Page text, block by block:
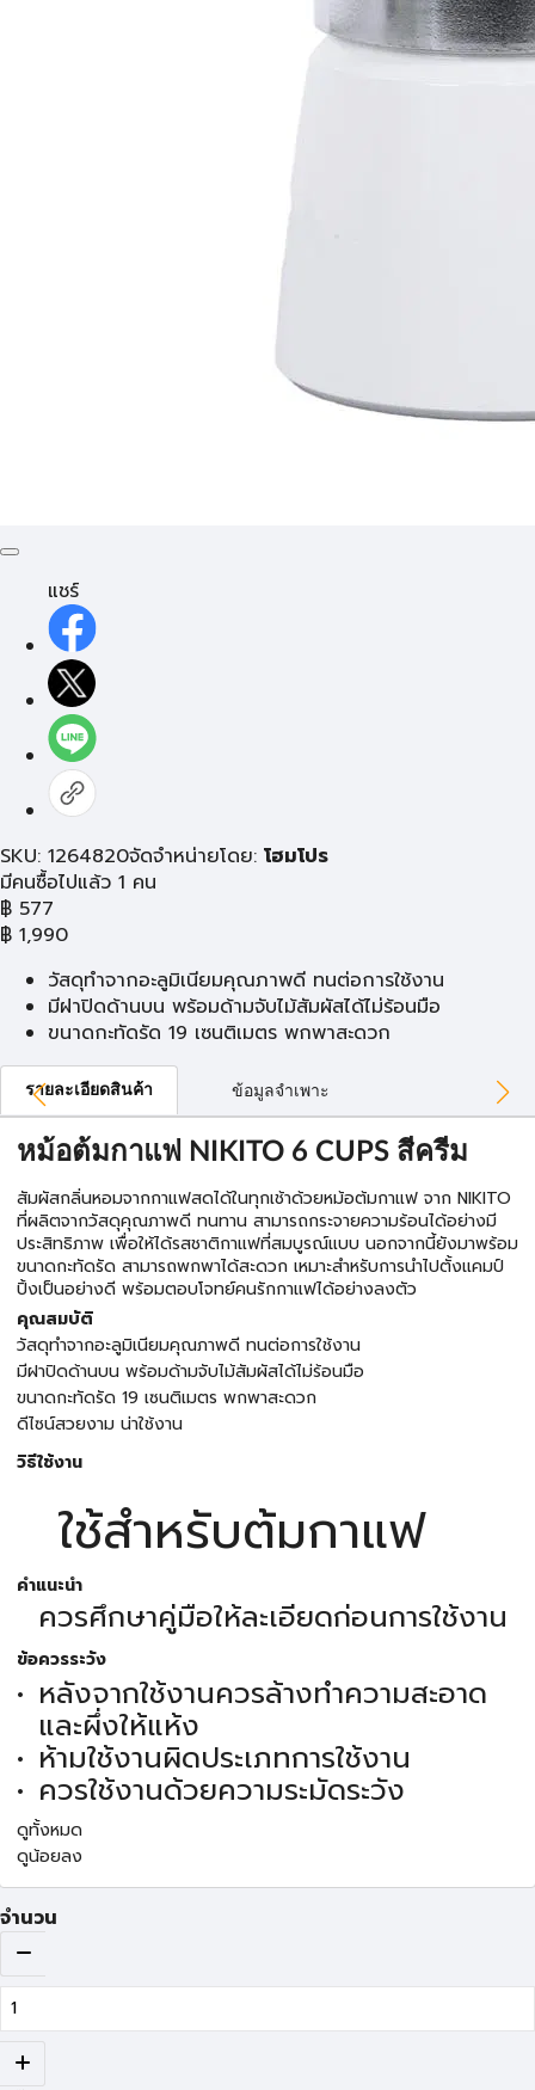
แชร์
SKU: 1264820จัดจำหน่ายโดย: โฮมโปร
มีคนซื้อไปแล้ว 1 คน
฿ 577
฿ 1,990
วัสดุทำจากอะลูมิเนียมคุณภาพดี ทนต่อการใช้งาน
มีฝาปิดด้านบน พร้อมด้ามจับไม้สัมผัสได้ไม่ร้อนมือ
ขนาดกะทัดรัด 19 เซนติเมตร พกพาสะดวก
รายละเอียดสินค้า ข้อมูลจำเพาะ
หม้อต้มกาแฟ NIKITO 6 CUPS สีครีม
สัมผัสกลิ่นหอมจากกาแฟสดได้ในทุกเช้าด้วยหม้อต้มกาแฟ จาก NIKITO
ที่ผลิตจากวัสดุคุณภาพดี ทนทาน สามารถกระจายความร้อนได้อย่างมี
ประสิทธิภาพ เพื่อให้ได้รสชาติกาแฟที่สมบูรณ์แบบ นอกจากนี้ยังมาพร้อม
ขนาดกะทัดรัด สามารถพกพาได้สะดวก เหมาะสำหรับการนำไปตั้งแคมป์
ปิ้งเป็นอย่างดี พร้อมตอบโจทย์คนรักกาแฟได้อย่างลงตัว
คุณสมบัติ
วัสดุทำจากอะลูมิเนียมคุณภาพดี ทนต่อการใช้งาน
มีฝาปิดด้านบน พร้อมด้ามจับไม้สัมผัสได้ไม่ร้อนมือ
ขนาดกะทัดรัด 19 เซนติเมตร พกพาสะดวก
ดีไซน์สวยงาม น่าใช้งาน
วิธีใช้งาน
ใช้สำหรับต้มกาแฟ
คำแนะนำ
ควรศึกษาคู่มือให้ละเอียดก่อนการใช้งาน
ข้อควรระวัง
หลังจากใช้งานควรล้างทำความสะอาด
และผึ่งให้แห้ง
ห้ามใช้งานผิดประเภทการใช้งาน
ควรใช้งานด้วยความระมัดระวัง
ดูทั้งหมด
ดูน้อยลง
จำนวน